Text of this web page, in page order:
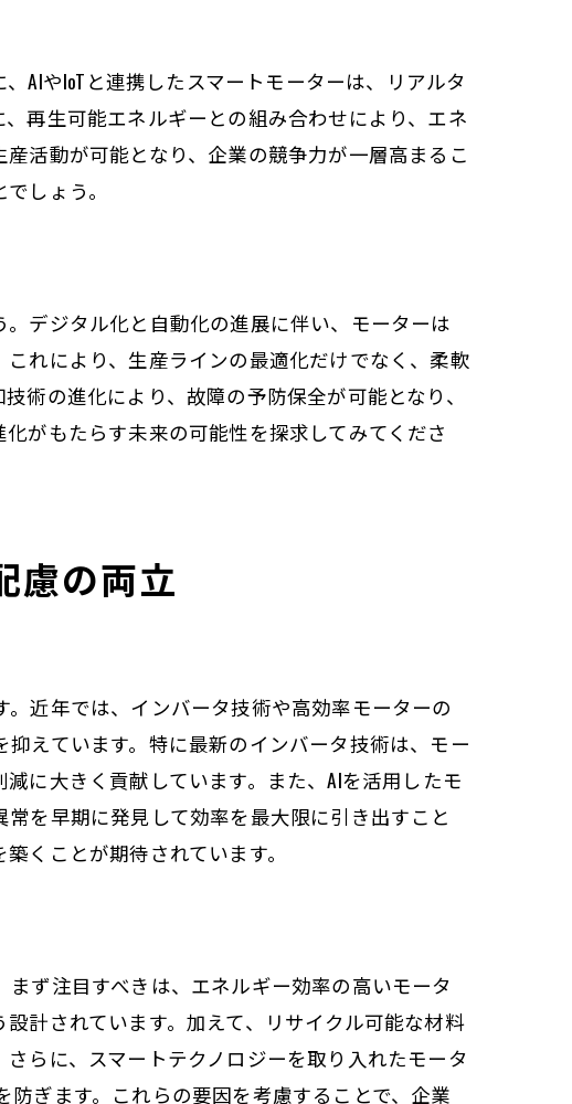
例
AIやIoTと連携したスマートモーターは、リアルタ
再生可能エネルギーとの組み合わせにより、エネ
活動が可能となり、企業の競争力が一層高まるこ
しょう。
デジタル化と自動化の進展に伴い、モーターは
れにより、生産ラインの最適化だけでなく、柔軟
術の進化により、故障の予防保全が可能となり、
がもたらす未来の可能性を探求してみてくださ
慮の両立
近年では、インバータ技術や高効率モーターの
えています。特に最新のインバータ技術は、モー
に大きく貢献しています。また、AIを活用したモ
を早期に発見して効率を最大限に引き出すこと
くことが期待されています。
ず注目すべきは、エネルギー効率の高いモータ
計されています。加えて、リサイクル可能な材料
らに、スマートテクノロジーを取り入れたモータ
ぎます。これらの要因を考慮することで、企業